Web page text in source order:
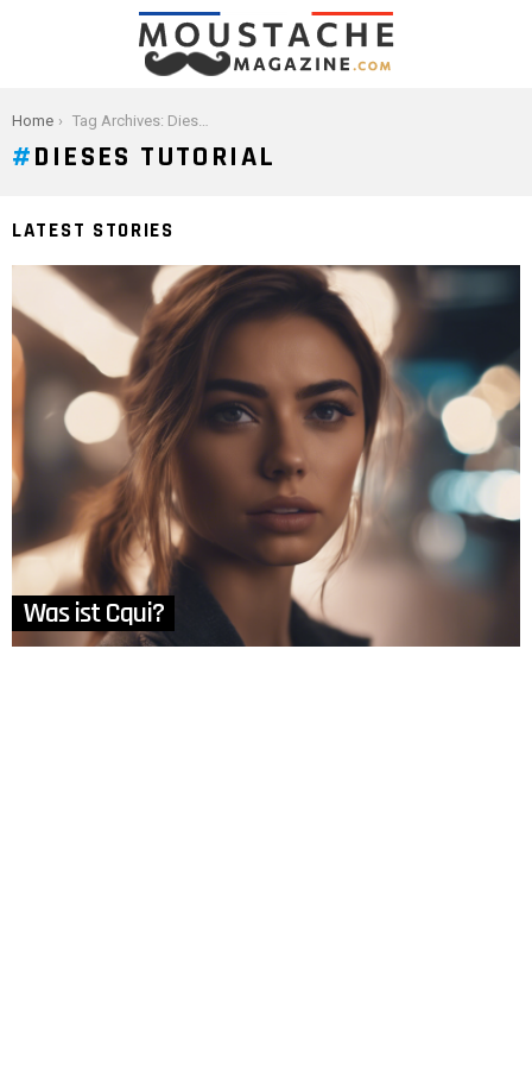
You are here:
Home Tag Archives: Dieses Tutorial
DIESES TUTORIAL
LATEST STORIES
Was ist Cqui?